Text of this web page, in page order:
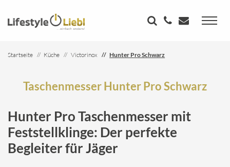
Startseite Küche Victorinox Hunter Pro Schwarz
Taschenmesser Hunter Pro Schwarz
Hunter Pro Taschenmesser mit
Feststellklinge: Der perfekte
Begleiter für Jäger